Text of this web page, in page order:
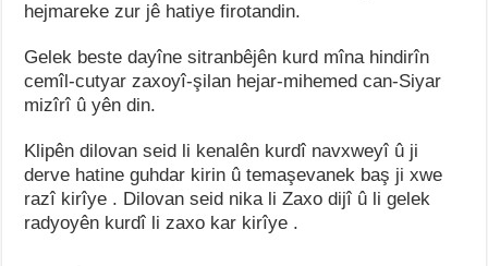
hejmareke zur jê hatiye firotandin.
Gelek beste dayîne sitranbêjên kurd mîna hindirîn
cemîl-cutyar zaxoyî-şilan hejar-mihemed can-Siyar
mizîrî û yên din.
Klipên dilovan seid li kenalên kurdî navxweyî û ji
derve hatine guhdar kirin û temaşevanek baş ji xwe
razî kirîye . Dilovan seid nika li Zaxo dijî û li gelek
radyoyên kurdî li zaxo kar kirîye .